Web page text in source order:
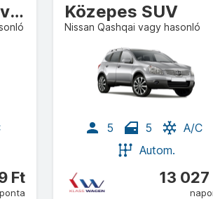
Kompakt Crossover
Ft
Közepes SUV
Nissan Qashqai vagy hasonló
5 5
A/C
Autom.
13 027